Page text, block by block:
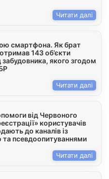
Читати далі
смартфона. Як брат
143 об’єкти
забудовника, якого згодом
Читати далі
від Червоного
користувачів
до каналів із
псевдоопитуваннями
Читати далі